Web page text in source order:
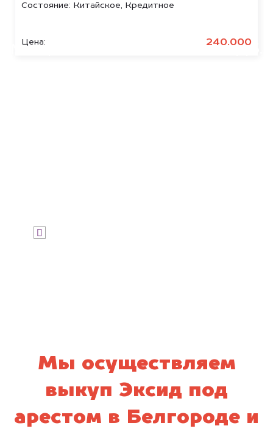
Состояние: Китайское, Кредитное
Цена: 240.000
Узнайте стоимость арестованных
Мы купим ваше авто на 20.000 руб.
Мы осуществляем
выкуп Эксид под
арестом в Белгороде и